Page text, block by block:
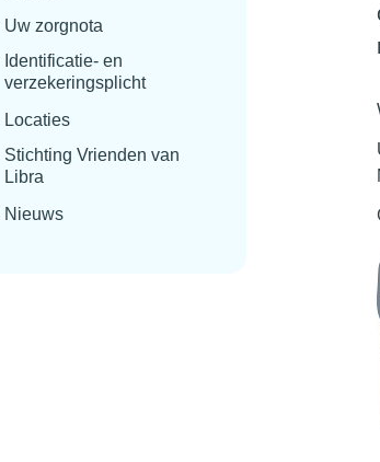
Uw zorgnota
Identificatie- en
verzekeringsplicht
Locaties
Stichting Vrienden van
Libra
Nieuws